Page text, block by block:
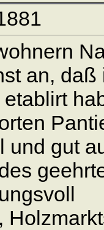
an,
und gut
,